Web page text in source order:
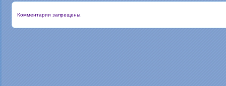
Комментарии запрещены.